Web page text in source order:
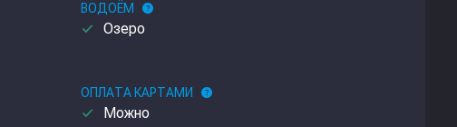
ВОДОЁМ help
done Озеро
ОПЛАТА КАРТАМИ help
done Можно